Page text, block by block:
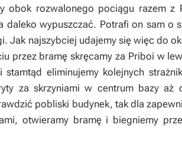
obok rozwalonego pociągu razem
daleko wypuszczać. Potrafi on sam o
Jak najszybciej udajemy się więc do
przez bramę skręcamy za Priboi w
eliminujemy kolejnych
za skrzyniami w centrum bazy
pobliski budynek, tak dla
otwieramy bramę i biegniemy